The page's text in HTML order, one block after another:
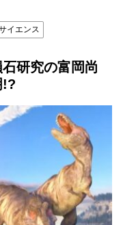
イエンス
石研究の富岡尚
!?